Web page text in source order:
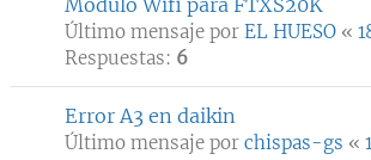
Modulo Wifi para FTXS20K
Último mensaje por EL HUESO «
Respuestas: 6
Error A3 en daikin
Último mensaje por chispas-gs «